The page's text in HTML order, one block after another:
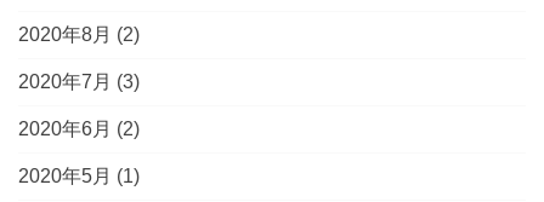
2020年8月 (2)
2020年7月 (3)
2020年6月 (2)
2020年5月 (1)